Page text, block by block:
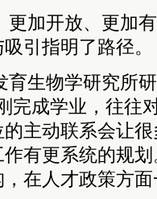
更加开放、更加
引指明了路径。
育生物学研究所
完成学业，往往
主动联系会让
有更系统的规
在人才政策方